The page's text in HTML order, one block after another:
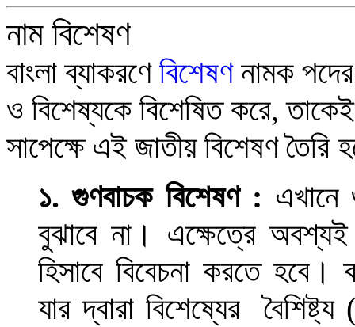
নাম বিশেষণ
বাংলা ব্যাকরণে বিশেষণনামক
ও বিশেষ্যকে বিশেষিত করে,
সাপেক্ষে এই জাতীয় বিশেষণ তৈরি
১. গুণবাচকবিশেষণ :
বুঝাবে না । এক্ষেত্রে অবশ্যই
হিসাবে বিবেচনা করতে হবে।
যার দ্বারা বিশেষ্যের